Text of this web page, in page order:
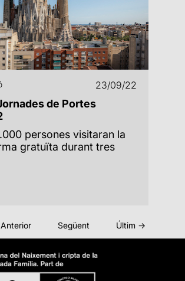
23/09/22
de Portes
persones visitaran la
gratuïta durant tres
Anterior Següent Últim →